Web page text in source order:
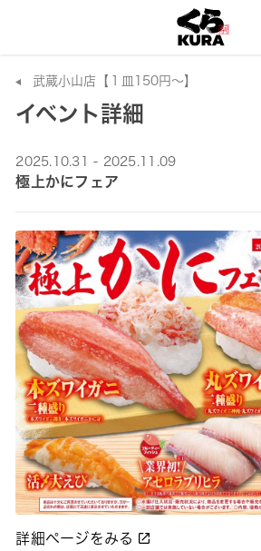
武蔵小山店【１皿150円～】
イベント詳細
2025.10.31 - 2025.11.09
極上かにフェア
詳細ページをみる